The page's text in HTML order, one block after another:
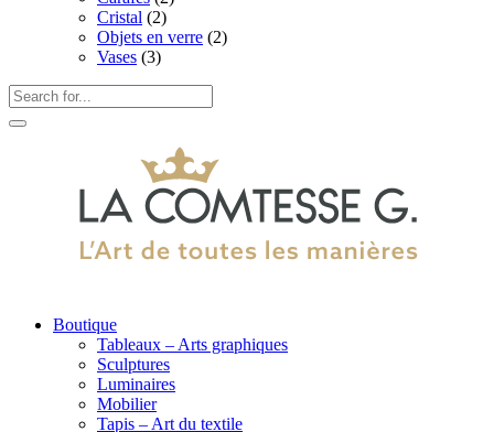
Cristal (2)
Objets en verre (2)
Vases (3)
Boutique
Tableaux – Arts graphiques
Sculptures
Luminaires
Mobilier
Tapis – Art du textile